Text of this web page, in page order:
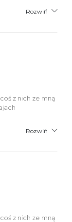
Rozwiń
z nich ze mną
Rozwiń
z nich ze mną